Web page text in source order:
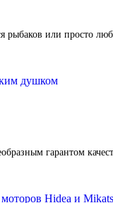
рыбаков или просто
гарантом